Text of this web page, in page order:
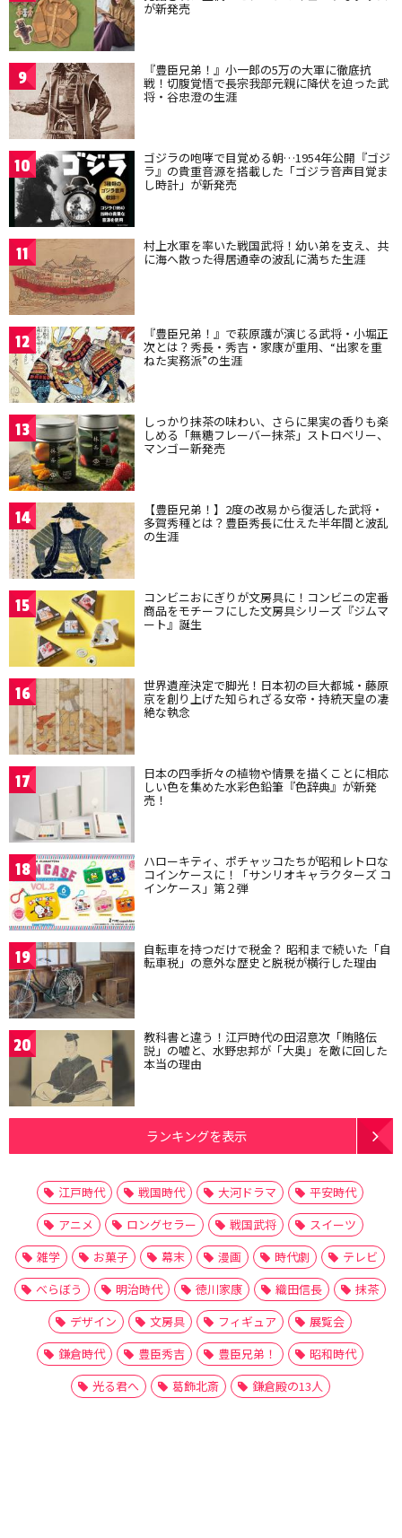
が新発売
9 『豊臣兄弟！』小一郎の5万の大軍に徹底抗
戦！切腹覚悟で長宗我部元親に降伏を迫った武
将・谷忠澄の生涯
10 ゴジラの咆哮で目覚める朝…1954年公開『ゴジ
ラ』の貴重音源を搭載した「ゴジラ音声目覚ま
し時計」が新発売
11 村上水軍を率いた戦国武将！幼い弟を支え、共
に海へ散った得居通幸の波乱に満ちた生涯
12 『豊臣兄弟！』で萩原護が演じる武将・小堀正
次とは？秀長・秀吉・家康が重用、“出家を重
ねた実務派”の生涯
13 しっかり抹茶の味わい、さらに果実の香りも楽
しめる「無糖フレーバー抹茶」ストロベリー、
マンゴー新発売
14 【豊臣兄弟！】2度の改易から復活した武将・
多賀秀種とは？豊臣秀長に仕えた半年間と波乱
の生涯
15 コンビニおにぎりが文房具に！コンビニの定番
商品をモチーフにした文房具シリーズ『ジムマ
ート』誕生
16 世界遺産決定で脚光！日本初の巨大都城・藤原
京を創り上げた知られざる女帝・持統天皇の凄
絶な執念
17 日本の四季折々の植物や情景を描くことに相応
しい色を集めた水彩色鉛筆『色辞典』が新発
売！
18 ハローキティ、ポチャッコたちが昭和レトロな
コインケースに！「サンリオキャラクターズ コ
インケース」第２弾
19 自転車を持つだけで税金？ 昭和まで続いた「自
転車税」の意外な歴史と脱税が横行した理由
20 教科書と違う！江戸時代の田沼意次「賄賂伝
説」の嘘と、水野忠邦が「大奥」を敵に回した
本当の理由
ランキングを表示
江戸時代 戦国時代 大河ドラマ
平安時代
アニメ
ロングセラー 戦国武将
スイーツ
雑学
お菓子 幕末 漫画 時代劇
テレビ
べらぼう
明治時代 徳川家康 織田信長
抹茶
デザイン
文房具 フィギュア
展覧会
鎌倉時代
豊臣秀吉 豊臣兄弟！
昭和時代
光る君へ
葛飾北斎 鎌倉殿の13人